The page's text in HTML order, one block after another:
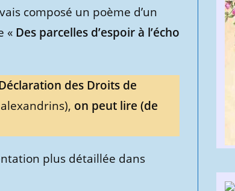
composé un poème d’un
« Des parcelles d’espoir à l’écho
des Droits de
on peut lire (de
plus détaillée dans